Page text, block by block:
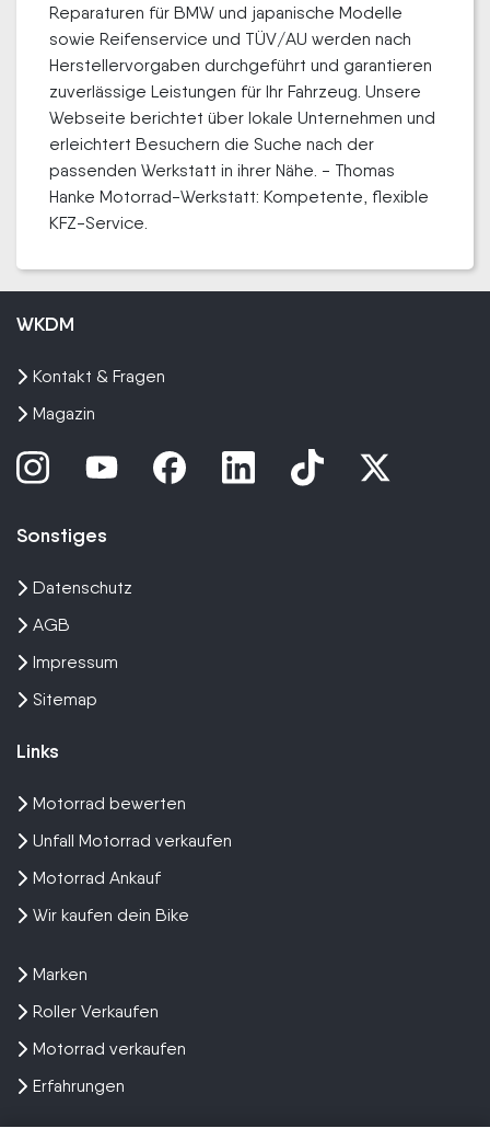
Reparaturen für BMW und japanische Modelle
sowie Reifenservice und TÜV/AU werden nach
Herstellervorgaben durchgeführt und garantieren
zuverlässige Leistungen für Ihr Fahrzeug. Unsere
Webseite berichtet über lokale Unternehmen und
erleichtert Besuchern die Suche nach der
passenden Werkstatt in ihrer Nähe. - Thomas
Hanke Motorrad-Werkstatt: Kompetente, flexible
KFZ-Service.
WKDM
Kontakt & Fragen
Magazin
Sonstiges
Datenschutz
AGB
Impressum
Sitemap
Links
Motorrad bewerten
Unfall Motorrad verkaufen
Motorrad Ankauf
Wir kaufen dein Bike
Marken
Roller Verkaufen
Motorrad verkaufen
Erfahrungen